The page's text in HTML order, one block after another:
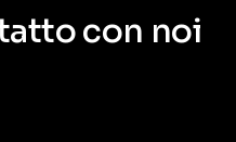
con noi